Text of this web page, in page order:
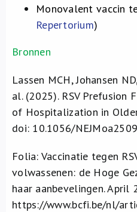
Monovalent vaccin
Repertorium)
Bronnen
Lassen MCH, Johansen
al. (2025). RSV Prefusion
of Hospitalization in
doi: 10.1056/
Folia: Vaccinatie tegen
volwassenen: de Hoge
haar aanbevelingen. April
https://www.bcfi.be/nl/